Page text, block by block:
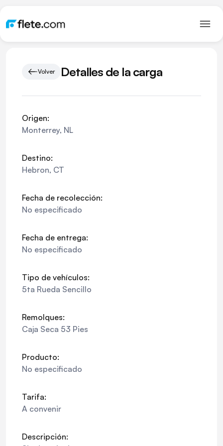
Volver Detalles de la carga
Origen:
Monterrey, NL
Destino:
Hebron, CT
Fecha de recolección:
No especificado
Fecha de entrega:
No especificado
Tipo de vehículos:
5ta Rueda Sencillo
Remolques:
Caja Seca 53 Pies
Producto:
No especificado
Tarifa:
A convenir
Descripción: